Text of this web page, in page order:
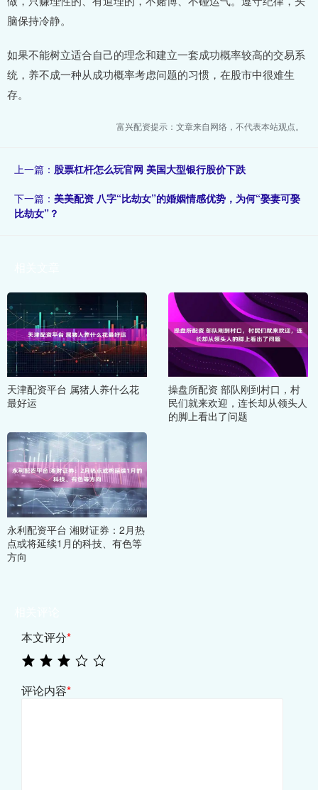
脑保持冷静。
如果不能树立适合自己的理念和建立一套成功概率较高的交易系
统，养不成一种从成功概率考虑问题的习惯，在股市中很难生
存。
富兴配资提示：文章来自网络，不代表本站观点。
上一篇： 股票杠杆怎么玩官网 美国大型银行股价下跌
下一篇： 美美配资 八字“比劫女”的婚姻情感优势，为何“娶妻可娶
比劫女”？
天津配资平台 属猪人养什么花
最好运
操盘所配资 部队刚到村口，村
民们就来欢迎，连长却从领头人
的脚上看出了问题
永利配资平台 湘财证券：2月热
点或将延续1月的科技、有色等
方向
本文评分*
评论内容*